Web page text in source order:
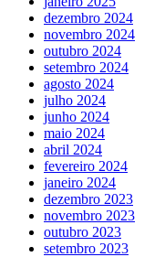
dezembro 2024
novembro 2024
outubro 2024
setembro 2024
agosto 2024
julho 2024
junho 2024
maio 2024
abril 2024
fevereiro 2024
janeiro 2024
dezembro 2023
novembro 2023
outubro 2023
setembro 2023